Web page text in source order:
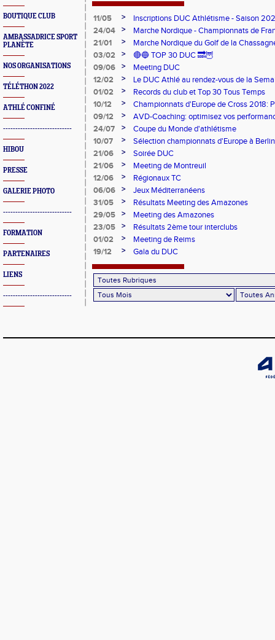
BOUTIQUE CLUB
AMBASSADRICE SPORT
PLANÈTE
NOS ORGANISATIONS
TÉLÉTHON 2022
ATHLÉ CONFINÉ
----------------------------
HIBOU
PRESSE
GALERIE PHOTO
----------------------------
FORMATION
PARTENAIRES
LIENS
----------------------------
11/05 >
Inscriptions DUC Athlétisme - Saison
24/04
>
Marche Nordique - Championnats de
21/01
>
Marche Nordique du Golf de la
03/02
>
🔴🔵 TOP 30 DUC 🔜🦉
09/06
>
Meeting DUC
12/02
>
Le DUC Athlé au rendez-vous de la
Paralympique et du dispositif pilote "Jeux
01/02 >
Records du club et Top 30 Tous Temps
10/12
>
Championnats d'Europe de Cross 2018:
Argent
09/12 >
AVD-Coaching: optimisez vos
mentale!
24/07 >
Coupe du Monde d'athlétisme
10/07
>
Sélection championnats d'Europe à Berlin
21/06
>
Soirée DUC
21/06
>
Meeting de Montreuil
12/06
>
Régionaux TC
06/06
>
Jeux Méditerranéens
31/05
>
Résultats Meeting des Amazones
29/05
>
Meeting des Amazones
23/05
>
Résultats 2ème tour interclubs
01/02
>
Meeting de Reims
19/12
> Gala du DUC